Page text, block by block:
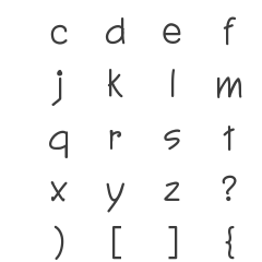
c
d e f
j
k l m
q
r s t
x
y z ?
)
{